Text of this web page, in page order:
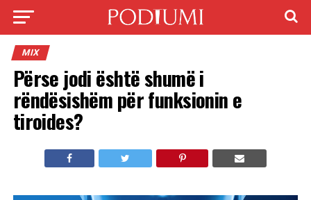
MIX
Përse jodi është shumë i
rëndësishëm për funksionin e
tiroides?